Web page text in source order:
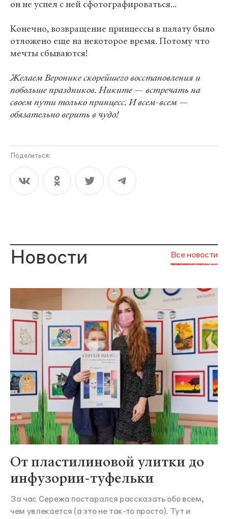
он не успел с ней сфотографироваться...
Конечно, возвращение принцессы в палату было
отложено еще на некоторое время. Потому что
мечты сбываются!
Желаем Веронике скорейшего восстановления и
побольше праздников. Никите — встречать на
своем пути только принцесс. И всем-всем —
обязательно верить в чудо!
Поделиться:
Новости Все новости
От пластилиновой улитки до
инфузории-туфельки
За час Сережа постарался рассказать обо всем,
чем увлекается (а это не так-то просто). Тут и